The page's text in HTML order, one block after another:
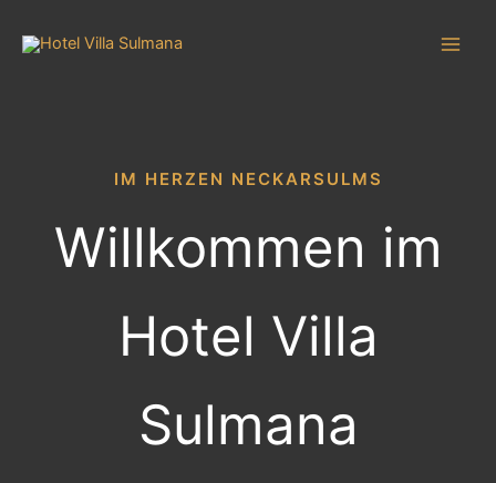
Inhalt
IM HERZEN NECKARSULMS
Willkommen im
Hotel Villa
Sulmana